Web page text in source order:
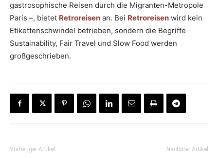
gastrosophische Reisen durch die Migranten-Metropole
Paris –, bietet Retroreisen an. Bei Retroreisen wird kein
Etikettenschwindel betrieben, sondern die Begriffe
Sustainability, Fair Travel und Slow Food werden
großgeschrieben.
Vorheriger Artikel Nächster Artikel